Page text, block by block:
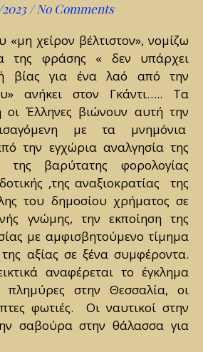
2023 / No Comments
της φράσης « δεν υπάρχει
βίας για ένα λαό από την
ανήκει στον Γκάντι….. Τα
οι Έλληνες βιώνουν αυτή την
με τα μνημόνια
την εγχώρια αναλγησία της
της βαρύτατης φορολογίας
,της αναξιοκρατίας της
του δημοσίου χρήματος σε
γνώμης, την εκποίηση της
με αμφισβητούμενο τίμημα
αξίας σε ξένα συμφέροντα.
αναφέρεται το έγκλημα
στην Θεσσαλία, οι
φωτιές. Οι ναυτικοί στην
σαβούρα στην θάλασσα για